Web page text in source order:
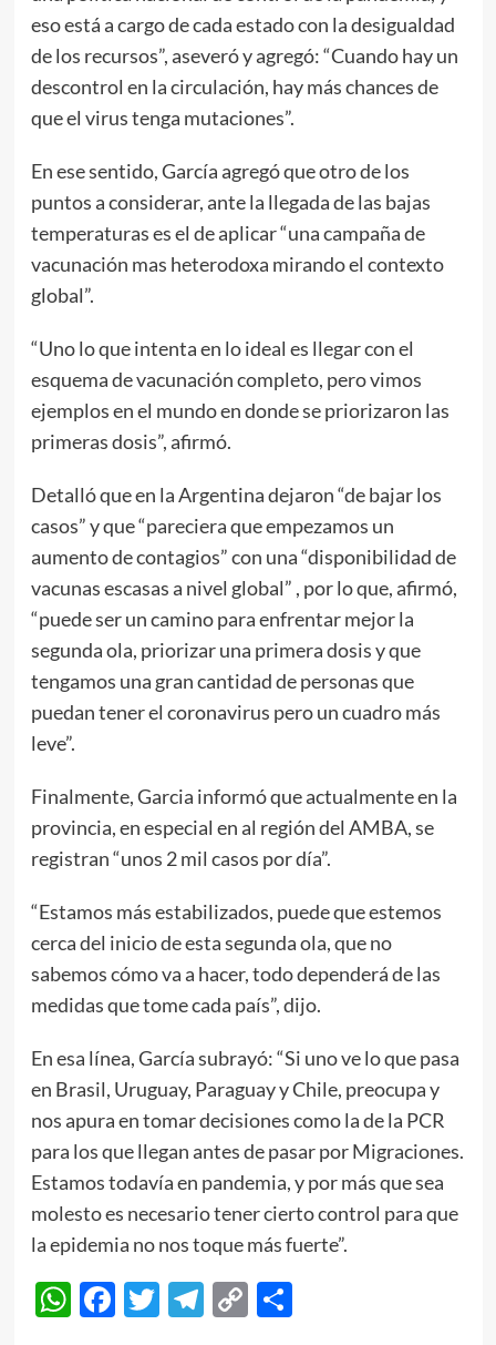
eso está a cargo de cada estado con la desigualdad
de los recursos”, aseveró y agregó: “Cuando hay un
descontrol en la circulación, hay más chances de
que el virus tenga mutaciones”.
En ese sentido, García agregó que otro de los
puntos a considerar, ante la llegada de las bajas
temperaturas es el de aplicar “una campaña de
vacunación mas heterodoxa mirando el contexto
global”.
“Uno lo que intenta en lo ideal es llegar con el
esquema de vacunación completo, pero vimos
ejemplos en el mundo en donde se priorizaron las
primeras dosis”, afirmó.
Detalló que en la Argentina dejaron “de bajar los
casos” y que “pareciera que empezamos un
aumento de contagios” con una “disponibilidad de
vacunas escasas a nivel global” , por lo que, afirmó,
“puede ser un camino para enfrentar mejor la
segunda ola, priorizar una primera dosis y que
tengamos una gran cantidad de personas que
puedan tener el coronavirus pero un cuadro más
leve”.
Finalmente, Garcia informó que actualmente en la
provincia, en especial en al región del AMBA, se
registran “unos 2 mil casos por día”.
“Estamos más estabilizados, puede que estemos
cerca del inicio de esta segunda ola, que no
sabemos cómo va a hacer, todo dependerá de las
medidas que tome cada país”, dijo.
En esa línea, García subrayó: “Si uno ve lo que pasa
en Brasil, Uruguay, Paraguay y Chile, preocupa y
nos apura en tomar decisiones como la de la PCR
para los que llegan antes de pasar por Migraciones.
Estamos todavía en pandemia, y por más que sea
molesto es necesario tener cierto control para que
la epidemia no nos toque más fuerte”.
WhatsApp
Facebook
Twitter
Telegram
CopyCompartir